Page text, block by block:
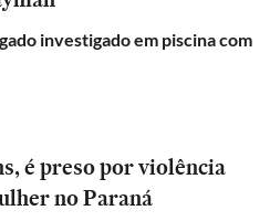
investigado em piscina com
é preso por violência
no Paraná